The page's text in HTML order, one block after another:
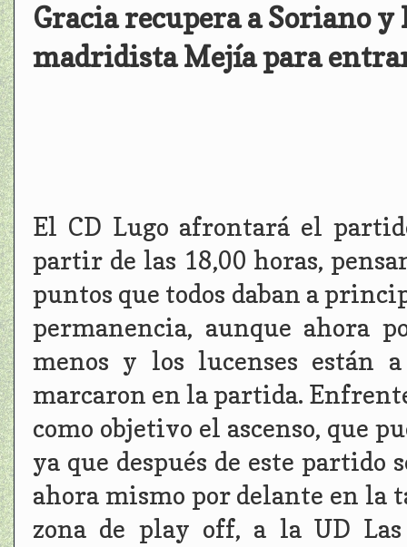
Gracia recupera a Soriano
madridista Mejía para
El CD Lugo afrontará el
partir de las 18,00 horas,
puntos que todos daban a
permanencia, aunque ahora
menos y los lucenses están
marcaron en la partida.
como objetivo el ascenso, que
ya que después de este partido
ahora mismo por delante en la
zona de play off, a la UD